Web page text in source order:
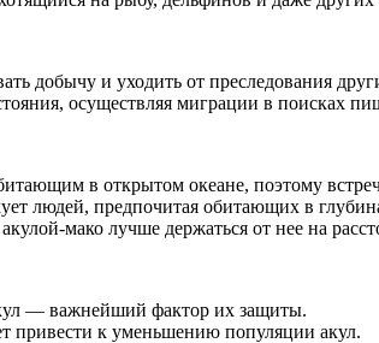
добычу и уходить от преследования
осуществляя миграции в поисках
в открытом океане, поэтому
людей, предпочитая обитающих в
мако лучше держаться от нее на
— важнейший фактор их защиты.
привести к уменьшению популяции акул.